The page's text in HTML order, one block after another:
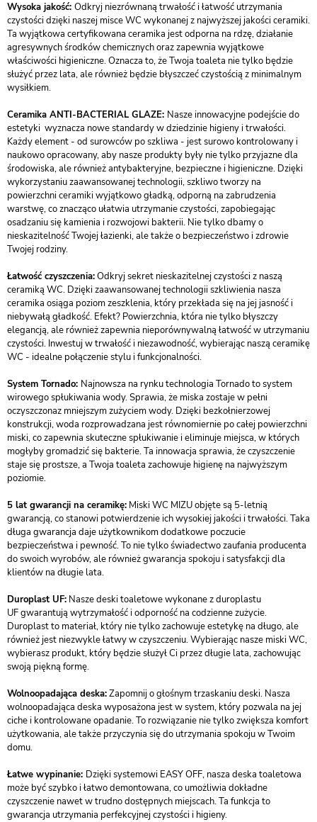
Wysoka jakość: Odkryj niezrównaną trwałość i łatwość utrzymania
czystości dzięki naszej misce WC wykonanej z najwyższej jakości ceramiki.
Ta wyjątkowa certyfikowana ceramika jest odporna na rdzę, działanie
agresywnych środków chemicznych oraz zapewnia wyjątkowe
właściwości higieniczne. Oznacza to, że Twoja toaleta nie tylko będzie
służyć przez lata, ale również będzie błyszczeć czystością z minimalnym
wysiłkiem.
Ceramika ANTI-BACTERIAL GLAZE: Nasze innowacyjne podejście do
estetyki wyznacza nowe standardy w dziedzinie higieny i trwałości.
Każdy element - od surowców po szkliwa - jest surowo kontrolowany i
naukowo opracowany, aby nasze produkty były nie tylko przyjazne dla
środowiska, ale również antybakteryjne, bezpieczne i higieniczne. Dzięki
wykorzystaniu zaawansowanej technologii, szkliwo tworzy na
powierzchni ceramiki wyjątkowo gładką, odporną na zabrudzenia
warstwę, co znacząco ułatwia utrzymanie czystości, zapobiegając
osadzaniu się kamienia i rozwojowi bakterii. Nie tylko dbamy o
nieskazitelność Twojej łazienki, ale także o bezpieczeństwo i zdrowie
Twojej rodziny.
Łatwość czyszczenia:Odkryj sekret nieskazitelnej czystości z naszą
ceramiką WC. Dzięki zaawansowanej technologii szkliwienia nasza
ceramika osiąga poziom zeszklenia, który przekłada się na jej jasność i
niebywałą gładkość. Efekt? Powierzchnia, która nie tylko błyszczy
elegancją, ale również zapewnia nieporównywalną łatwość w utrzymaniu
czystości. Inwestuj w trwałość i niezawodność, wybierając naszą ceramikę
WC - idealne połączenie stylu i funkcjonalności.
System Tornado: Najnowsza na rynku technologia Tornado to system
wirowego spłukiwania wody. Sprawia, że miska zostaje w pełni
oczyszczonaz mniejszym zużyciem wody. Dzięki bezkołnierzowej
konstrukcji, woda rozprowadzana jest równomiernie po całej powierzchni
miski, co zapewnia skuteczne spłukiwanie i eliminuje miejsca, w których
mogłyby gromadzić się bakterie. Ta innowacja sprawia, że czyszczenie
staje się prostsze, a Twoja toaleta zachowuje higienę na najwyższym
poziomie.
5 lat gwarancji na ceramikę: Miski WC MIZU objęte są 5-letnią
gwarancją, co stanowi potwierdzenie ich wysokiej jakości i trwałości. Taka
długa gwarancja daje użytkownikom dodatkowe poczucie
bezpieczeństwa i pewność. To nie tylko świadectwo zaufania producenta
do swoich wyrobów, ale również gwarancja spokoju i satysfakcji dla
klientów na długie lata.
Duroplast UF: Nasze deski toaletowe wykonane z duroplastu
UF gwarantują wytrzymałość i odporność na codzienne zużycie.
Duroplast to materiał, który nie tylko zachowuje estetykę na długo, ale
również jest niezwykle łatwy w czyszczeniu. Wybierając nasze miski WC,
wybierasz produkt, który będzie służył Ci przez długie lata, zachowując
swoją piękną formę.
Wolnoopadająca deska:Zapomnij o głośnym trzaskaniu deski. Nasza
wolnoopadająca deska wyposażona jest w system, który pozwala na jej
ciche i kontrolowane opadanie. To rozwiązanie nie tylko zwiększa komfort
użytkowania, ale także przyczynia się do utrzymania spokoju w Twoim
domu.
Łatwe wypinanie: Dzięki systemowi EASY OFF, nasza deska toaletowa
może być szybko i łatwo demontowana, co umożliwia dokładne
czyszczenie nawet w trudno dostępnych miejscach. Ta funkcja to
gwarancja utrzymania perfekcyjnej czystości i higieny.